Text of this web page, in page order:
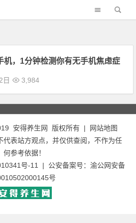
机，1分钟检测你有无手机焦虑症
日 3,984
安得养生网 版权所有 |
网站地图
代表站方观点，并仅供查阅，不作为任
何参考依据！
号-11 | 公安备案号： 渝公网安备
号